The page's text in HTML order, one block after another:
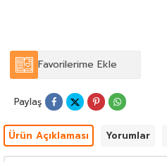
Favorilerime Ekle
Paylaş
Ürün Açıklaması Yorumlar